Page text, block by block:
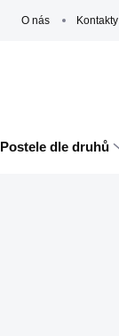
O nás Kontakty
Postele dle druhů